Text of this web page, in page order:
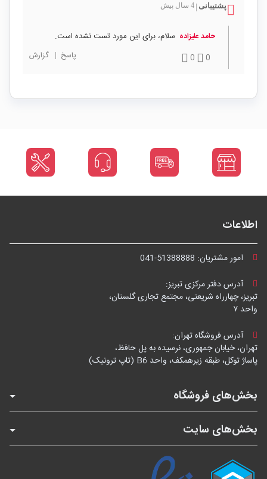
پشتیبانی 4 سال پیش
حامد علیزاده سلام، برای این مورد تست نشده است.
0
0 پاسخ | گزارش
اطلاعات
امور مشتریان: 041-51388888
آدرس دفتر مرکزی تبریز:
تبریز، چهارراه شریعتی، مجتمع تجاری گلستان،
واحد ۷
آدرس فروشگاه تهران:
تهران، خیابان جمهوری، نرسیده به پل حافظ،
پاساژ توکل، طبقه زیرهمکف، واحد B6 (تاپ ترونیک)
بخش‌های فروشگاه
بخش‌های سایت